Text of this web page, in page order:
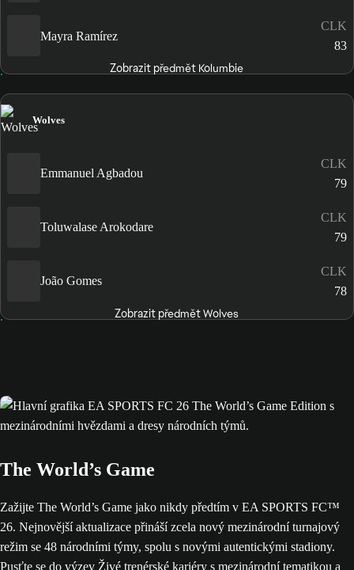
Mayra Ramírez
CLK
83
Zobrazit předmět Kolumbie
Wolves
Emmanuel Agbadou
CLK
79
Toluwalase Arokodare
CLK
79
João Gomes
CLK
78
Zobrazit předmět Wolves
The World’s Game
Zažijte The World’s Game jako nikdy předtím v EA SPORTS FC™
26. Nejnovější aktualizace přináší zcela nový mezinárodní turnajový
režim se 48 národními týmy, spolu s novými autentickými stadiony.
Pusťte se do výzev Živé trenérské kariéry s mezinárodní tematikou a